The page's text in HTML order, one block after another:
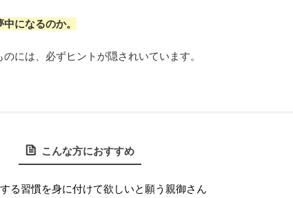
になるのか。
には、必ずヒントが隠されいています。
こんな方におすすめ
る習慣を身に付けて欲しいと願う親御さん